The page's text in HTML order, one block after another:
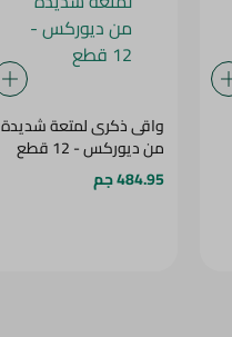
واقى ذكرى لمتعة شديدة
من ديوركس - 12 قطع
484.95 جم